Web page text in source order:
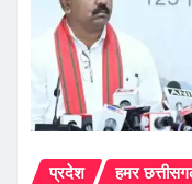
प्रदेश हमर